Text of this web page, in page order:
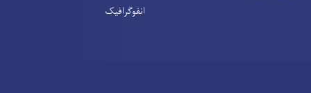
انفوګرافیک